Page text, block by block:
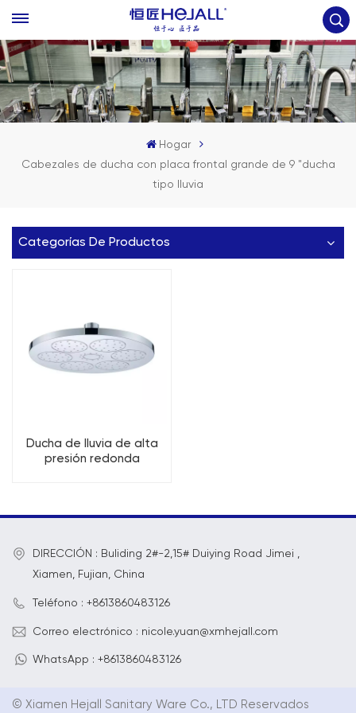
Hogar
Cabezales de ducha con placa frontal grande de 9 "ducha
tipo lluvia
Categorías De Productos
Ducha de lluvia de alta
presión redonda
DIRECCIÓN : Buliding 2#-2,15# Duiying Road Jimei ,
Xiamen, Fujian, China
Teléfono : +8613860483126
Correo electrónico : nicole.yuan@xmhejall.com
WhatsApp : +8613860483126
© Xiamen Hejall Sanitary Ware Co., LTD Reservados